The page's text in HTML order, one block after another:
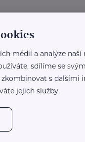
médií a analýze naší
sdílíme se
s dalšími
jejich služby.